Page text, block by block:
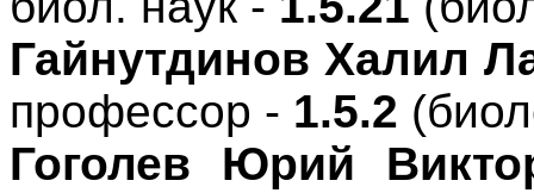
Гайнутдинов Халил
профессор - 1.5.2
Гоголев Юрий